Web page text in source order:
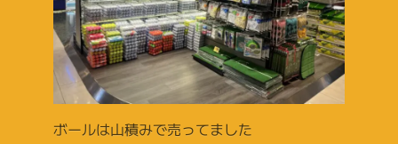
ボールは山積みで売ってました